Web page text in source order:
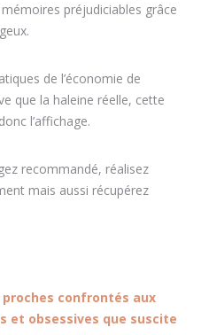
préjudiciables grâce
de l’économie de
que la haleine réelle, cette
l’affichage.
recommandé, réalisez
mais aussi récupérez
confrontés aux
et obsessives que suscite